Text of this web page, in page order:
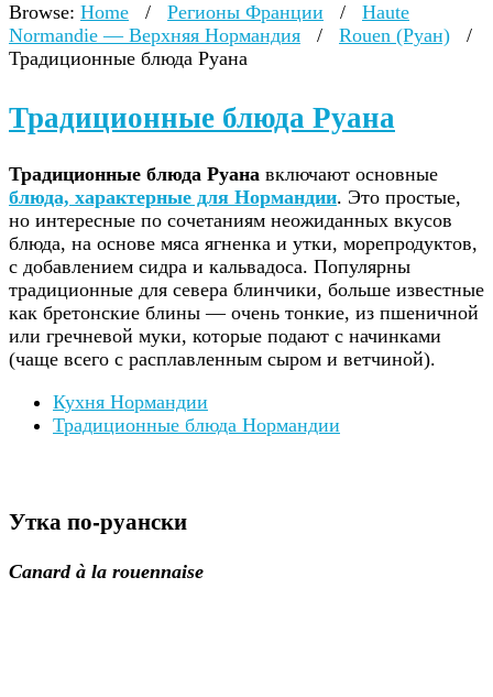
Browse: Home / Регионы Франции /
Haute
Normandie — Верхняя Нормандия
/ Rouen (Руан)
/
Традиционные блюда Руана
Традиционные блюда Руана
Традиционные блюда Руана включают основные
блюда, характерные для Нормандии. Это простые,
но интересные по сочетаниям неожиданных вкусов
блюда, на основе мяса ягненка и утки, морепродуктов,
с добавлением сидра и кальвадоса. Популярны
традиционные для севера блинчики, больше известные
как бретонские блины — очень тонкие, из пшеничной
или гречневой муки, которые подают с начинками
(чаще всего с расплавленным сыром и ветчиной).
Кухня Нормандии
Традиционные блюда Нормандии
Утка по-руански
Canard à la rouennaise